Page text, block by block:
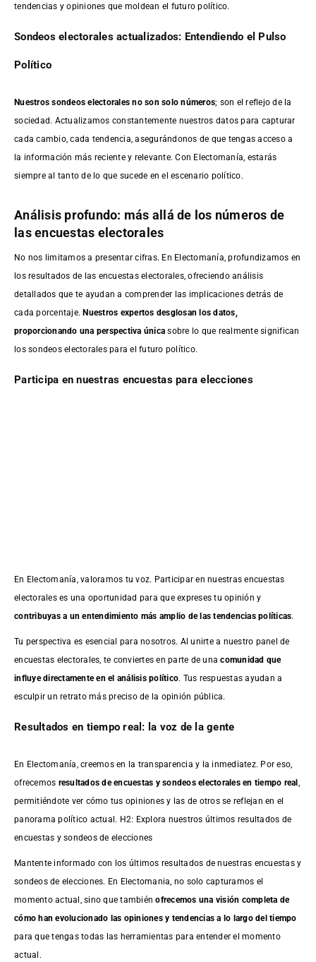
tendencias y opiniones que moldean el futuro político.
Sondeos electorales actualizados: Entendiendo el Pulso
Político
Nuestros sondeos electorales no son solo números; son el reflejo de la
sociedad. Actualizamos constantemente nuestros datos para capturar
cada cambio, cada tendencia, asegurándonos de que tengas acceso a
la información más reciente y relevante. Con Electomanía, estarás
siempre al tanto de lo que sucede en el escenario político.
Análisis profundo: más allá de los números de
las encuestas electorales
No nos limitamos a presentar cifras. En Electomanía, profundizamos en
los resultados de las encuestas electorales, ofreciendo análisis
detallados que te ayudan a comprender las implicaciones detrás de
cada porcentaje.Nuestros expertos desglosan los datos,
proporcionando una perspectiva única sobre lo que realmente significan
los sondeos electorales para el futuro político.
Participa en nuestras encuestas para elecciones
En Electomanía, valoramos tu voz. Participar en nuestras encuestas
electorales es una oportunidad para que expreses tu opinión y
contribuyas a un entendimiento más amplio de las tendencias políticas.
Tu perspectiva es esencial para nosotros. Al unirte a nuestro panel de
encuestas electorales, te conviertes en parte de unacomunidad que
influye directamente en el análisis político. Tus respuestas ayudan a
esculpir un retrato más preciso de la opinión pública.
Resultados en tiempo real: la voz de la gente
En Electomanía, creemos en la transparencia y la inmediatez. Por eso,
ofrecemos resultados deencuestas y sondeos electorales en tiempo real
permitiéndote ver cómo tus opiniones y las de otros se reflejan en el
panorama político actual. H2: Explora nuestros últimos resultados de
encuestas y sondeos de elecciones
Mantente informado con los últimos resultados de nuestras encuestasy
sondeos de elecciones. En Electomania, no solo capturamos el
momento actual, sino que tambiénofrecemos una visión completa de
cómo han evolucionado las opiniones y tendencias a lo largo del tiempo
para que tengas todas las herramientas para entender el momento
actual.